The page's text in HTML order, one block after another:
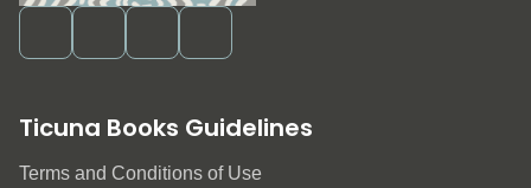
Ticuna Books Guidelines
Terms and Conditions of Use